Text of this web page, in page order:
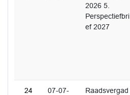
2026 5.
Perspectiefbri
ef 2027
24
07-07-
Raadsvergad